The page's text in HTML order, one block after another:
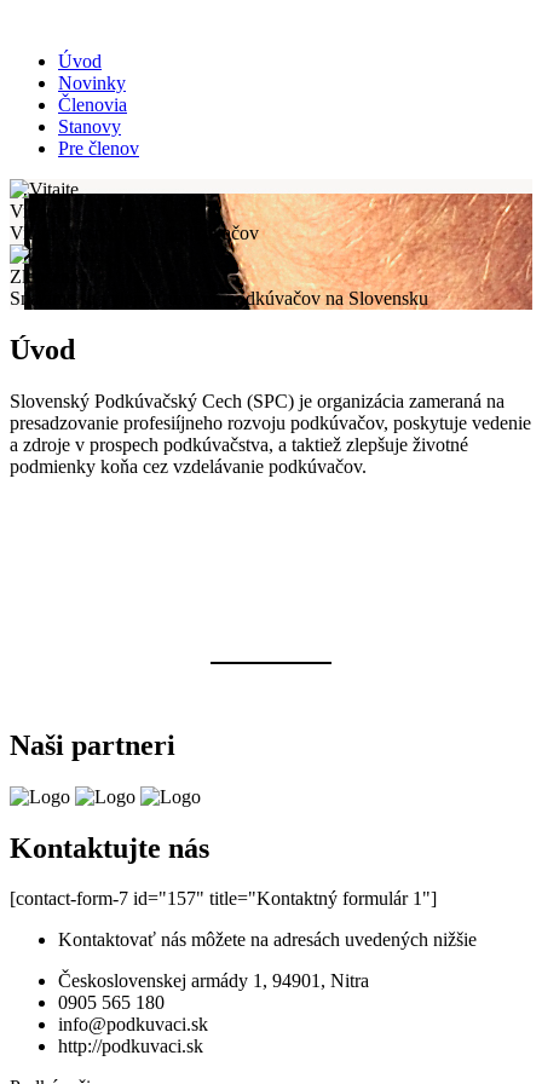
Úvod
Novinky
Členovia
Stanovy
Pre členov
Vitajte
Vitajte na stránkach podkúvačov
Zlepšenie
Snažíme sa vylepšiť úroveň podkúvačov na Slovensku
Úvod
Slovenský Podkúvačský Cech (SPC) je organizácia zameraná na
presadzovanie profesiíjneho rozvoju podkúvačov, poskytuje vedenie
a zdroje v prospech podkúvačstva, a taktiež zlepšuje životné
podmienky koňa cez vzdelávanie podkúvačov.
Naši partneri
Kontaktujte nás
[contact-form-7 id="157" title="Kontaktný formulár 1"]
Kontaktovať nás môžete na adresách uvedených nižšie
Československej armády 1, 94901, Nitra
0905 565 180
info@podkuvaci.sk
http://podkuvaci.sk